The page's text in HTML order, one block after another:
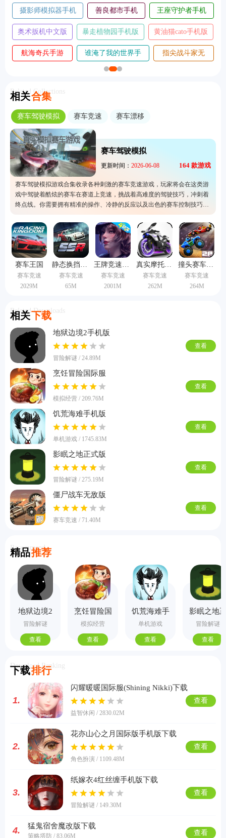
摄影师模拟器手机
版
善良都市手机
版
王座守护者手机
版
奥术扳机中文版
暴走植物园手机版 黄油猫cato手机版
航海奇兵手游
谁淹了我的世界手
机版
指尖战斗家无
相关合集
Related Collections
赛车驾驶模拟 赛车竞速 赛车漂移
赛车驾驶模拟
更新时间： 2026-06-08 164 款游戏
赛车驾驶模拟游戏合集收录各种刺激的赛车竞速游戏，玩家将会在这类游
戏中驾驶着酷炫的赛车在赛道上竞速，挑战着高难度的驾驶技巧，冲刺着
终点线。你需要拥有精准的操作、冷静的反应以及出色的赛车控制技巧，
才能在激烈的竞争中取得胜利。同时这类游戏会提供各种各样的赛车让玩
家选择，还可以自由改造。
赛车王国
赛车竞速
2029M
静态换挡赛车中文版
赛车竞速
65M
王牌竞速vivo渠道服
赛车竞速
2001M
真实摩托锦标赛无敌版
赛车竞速
262M
撞头赛车双人版
赛车竞速
264M
相关下载
Related Downloads
地狱边境2手机版
冒险解谜 / 24.89M
查看
烹饪冒险国际服
模拟经营 / 209.76M
查看
饥荒海难手机版
单机游戏 / 1745.83M
查看
影眠之地正式版
冒险解谜 / 275.19M
查看
僵尸战车无敌版
赛车竞速 / 71.40M
查看
精品推荐
Recommend
地狱边境2
手机版
冒险解谜
查看
烹饪冒险国
际服
模拟经营
查看
饥荒海难手
机版
单机游戏
查看
影眠之地
式版
冒险解谜
查看
下载排行
Download Ranking
1.
闪耀暖暖国际服(Shining Nikki)下载
益智休闲 / 2830.02M
查看
2.
花亦山心之月国际版手机版下载
角色扮演 / 1109.48M
查看
3.
纸嫁衣4红丝缠手机版下载
冒险解谜 / 149.30M
查看
4. 猛鬼宿舍魔改版下载
策略塔防 / 83.06M 查看